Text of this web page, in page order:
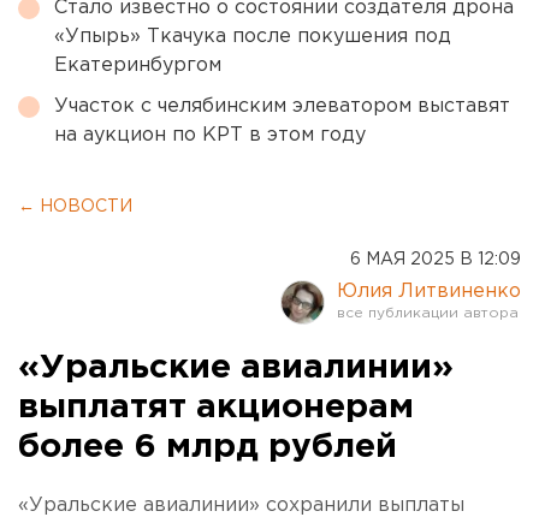
Стало известно о состоянии создателя дрона
«Упырь» Ткачука после покушения под
Екатеринбургом
Участок с челябинским элеватором выставят
на аукцион по КРТ в этом году
← НОВОСТИ
6 МАЯ 2025 В 12:09
Юлия Литвиненко
«Уральские авиалинии»
выплатят акционерам
более 6 млрд рублей
«Уральские авиалинии» сохранили выплаты